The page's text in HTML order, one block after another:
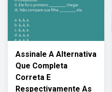
Assinale A Alternativa
Que Completa
Correta E
Respectivamente As